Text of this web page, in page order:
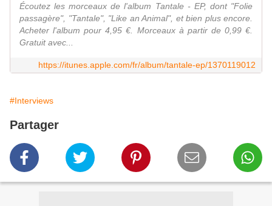
Écoutez les morceaux de l'album Tantale - EP, dont "Folie
passagère", "Tantale", "Like an Animal", et bien plus encore.
Acheter l'album pour 4,95 €. Morceaux à partir de 0,99 €.
Gratuit avec...
https://itunes.apple.com/fr/album/tantale-ep/1370119012
#Interviews
Partager